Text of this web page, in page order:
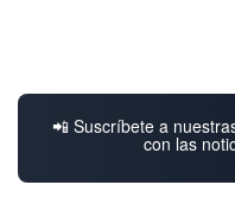
📲 Suscríbete a
con las